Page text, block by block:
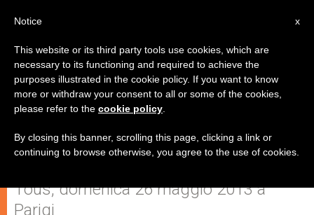
"Sì, la Francia si è svegliata!"
Discorso di Ludovine de La Rochère,
Tous, domenica 26 maggio 2013 a
Parigi
x
Notice
This website or its third party tools use cookies, which are
necessary to its functioning and required to achieve the
purposes illustrated in the cookie policy. If you want to know
more or withdraw your consent to all or some of the cookies,
please refer to the cookie policy
By closing this banner, scrolling this page, clicking a link or
continuing to browse otherwise, you agree to the use of cookies.